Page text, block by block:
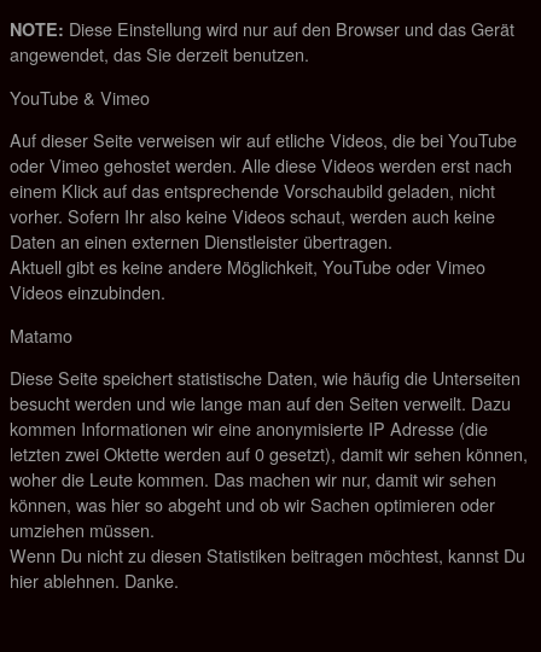
NOTE: Diese Einstellung wird nur auf den Browser und das Gerät
angewendet, das Sie derzeit benutzen.
YouTube & Vimeo
Auf dieser Seite verweisen wir auf etliche Videos, die bei YouTube
oder Vimeo gehostet werden. Alle diese Videos werden erst nach
einem Klick auf das entsprechende Vorschaubild geladen, nicht
vorher. Sofern Ihr also keine Videos schaut, werden auch keine
Daten an einen externen Dienstleister übertragen.
Aktuell gibt es keine andere Möglichkeit, YouTube oder Vimeo
Videos einzubinden.
Matamo
Diese Seite speichert statistische Daten, wie häufig die Unterseiten
besucht werden und wie lange man auf den Seiten verweilt. Dazu
kommen Informationen wir eine anonymisierte IP Adresse (die
letzten zwei Oktette werden auf 0 gesetzt), damit wir sehen können,
woher die Leute kommen. Das machen wir nur, damit wir sehen
können, was hier so abgeht und ob wir Sachen optimieren oder
umziehen müssen.
Wenn Du nicht zu diesen Statistiken beitragen möchtest, kannst Du
hier ablehnen. Danke.